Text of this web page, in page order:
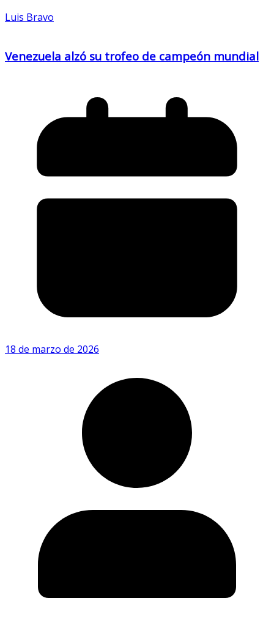
Luis Bravo
Venezuela alzó su trofeo de campeón mundial
18 de marzo de 2026